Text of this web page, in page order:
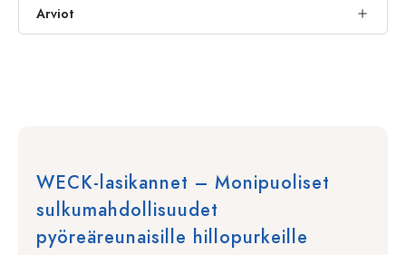
Arviot
WECK-lasikannet – Monipuoliset
sulkumahdollisuudet
pyöreäreunaisille hillopurkeille